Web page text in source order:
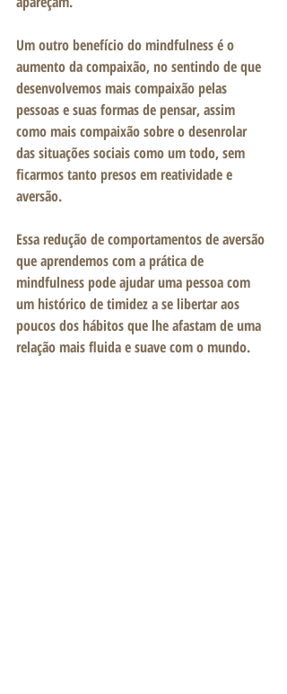
Um outro benefício do mindfulness é o
aumento da compaixão, no sentindo de que
desenvolvemos mais compaixão pelas
pessoas e suas formas de pensar, assim
como mais compaixão sobre o desenrolar
das situações sociais como um todo, sem
ficarmos tanto presos em reatividade e
aversão.
Essa redução de comportamentos de aversão
que aprendemos com a prática de
mindfulness pode ajudar uma pessoa com
um histórico de timidez a se libertar aos
poucos dos hábitos que lhe afastam de uma
relação mais fluida e suave com o mundo.